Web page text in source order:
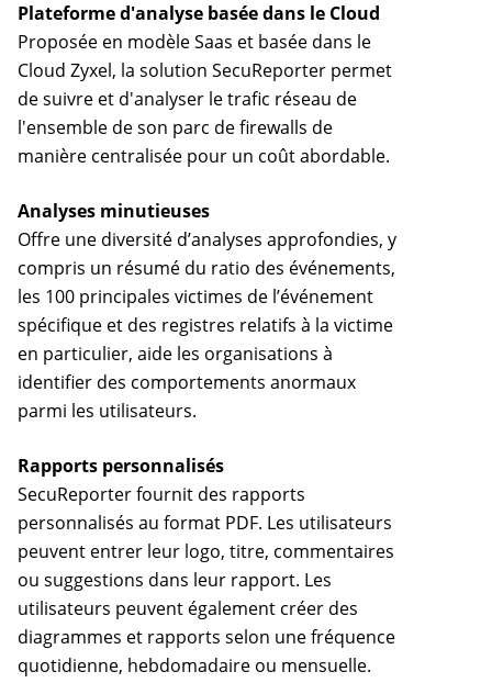
Plateforme d'analyse basée dans le Cloud
Proposée en modèle Saas et basée dans le
Cloud Zyxel, la solution SecuReporter permet
de suivre et d'analyser le trafic réseau de
l'ensemble de son parc de firewalls de
manière centralisée pour un coût abordable.
Analyses minutieuses
Offre une diversité d’analyses approfondies, y
compris un résumé du ratio des événements,
les 100 principales victimes de l’événement
spécifique et des registres relatifs à la victime
en particulier, aide les organisations à
identifier des comportements anormaux
parmi les utilisateurs.
Rapports personnalisés
SecuReporter fournit des rapports
personnalisés au format PDF. Les utilisateurs
peuvent entrer leur logo, titre, commentaires
ou suggestions dans leur rapport. Les
utilisateurs peuvent également créer des
diagrammes et rapports selon une fréquence
quotidienne, hebdomadaire ou mensuelle.